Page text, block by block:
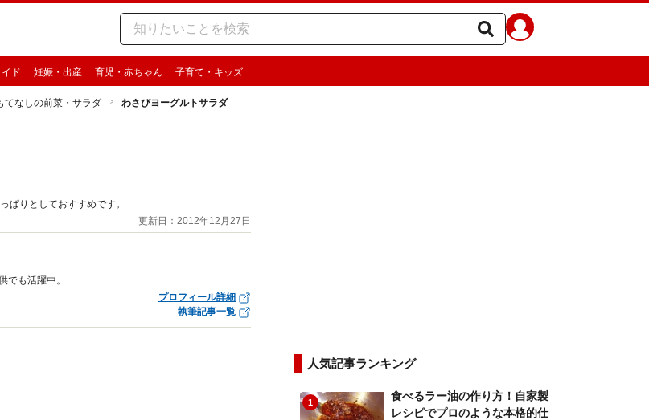
ド 妊娠・出産 育児・赤ちゃん 子育て・キッズ
てなしの前菜・サラダ わさびヨーグルトサラダ
ぱりとしておすすめです。
更新日：2012年12月27日
でも活躍中。
プロフィール詳細
執筆記事一覧
人気記事ランキング
1
食べるラー油の作り方！自家製
レシピでプロのような本格的仕